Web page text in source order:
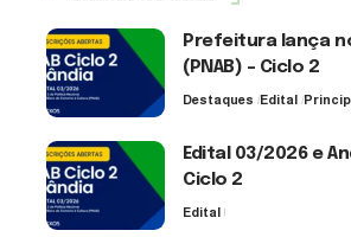
Prefeitura lança
(PNAB) – Ciclo 2
Destaques Edital
Edital 03/2026 e
Ciclo 2
Edital